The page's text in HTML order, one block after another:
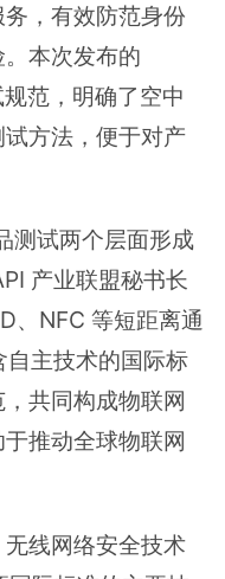
，有效防范身份
本次发布的
范，明确了空中
方法，便于对产
测试两个层面形成
产业联盟秘书长
、NFC 等短距离通
主技术的国际标
共同构成物联网
推动全球物联网
线网络安全技术